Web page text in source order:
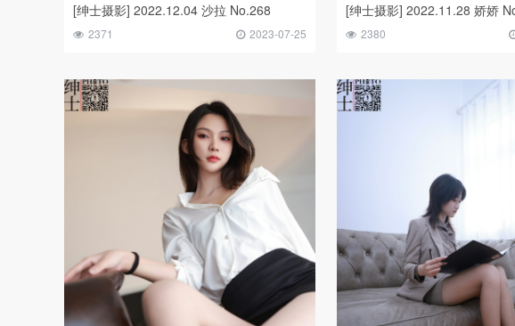
[绅士摄影] 2022.12.04 沙拉 No.268
2371 2023-07-25
[绅士摄影] 2022.11.28 娇娇
2380